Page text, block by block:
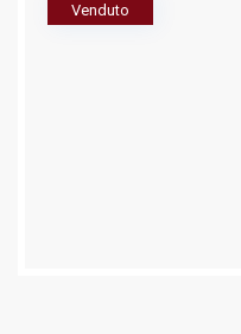
Venduto